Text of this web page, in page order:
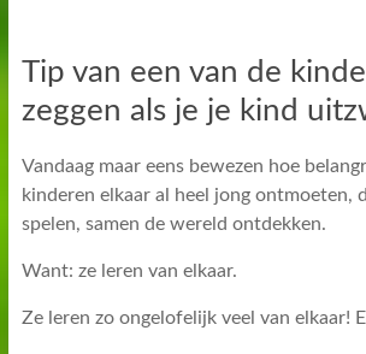
Tip van een van de
zeggen als je je kind
Vandaag maar eens bewezen hoe
kinderen elkaar al heel jong ontmoeten,
spelen, samen de wereld ontdekken.
Want: ze leren van elkaar.
Ze leren zo ongelofelijk veel van elkaar!